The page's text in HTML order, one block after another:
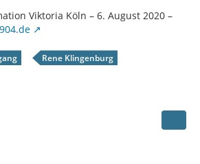
Viktoria Köln – 6. August 2020 –
Rene Klingenburg